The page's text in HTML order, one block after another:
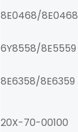
8E0468/8E0468
6Y8558/8E5559
8E6358/8E6359
20X-70-00100